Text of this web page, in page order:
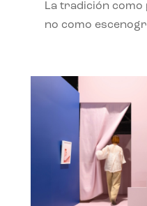
La tradición
no como